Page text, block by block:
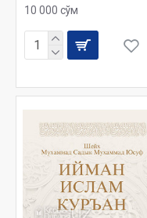
10 000 сўм